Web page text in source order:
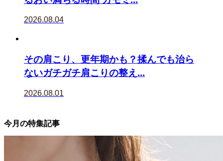
2026.08.04
その肩こり、更年期かも？揉んでも治ら
ないガチガチ肩こりの整え...
2026.08.01
今月の特集記事